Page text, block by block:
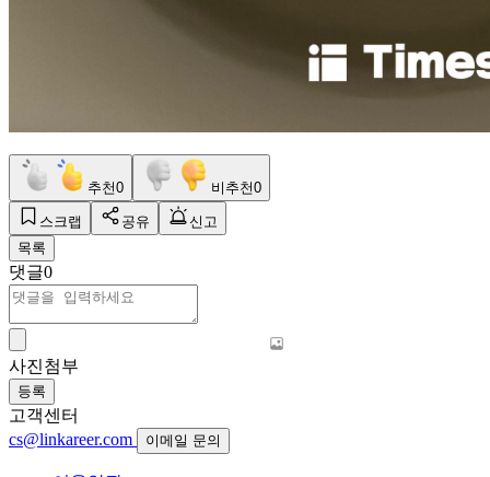
추천0 비추천0
스크랩 공유
신고
목록
댓글0
사진첨부
등록
고객센터
cs@linkareer.com
이메일 문의